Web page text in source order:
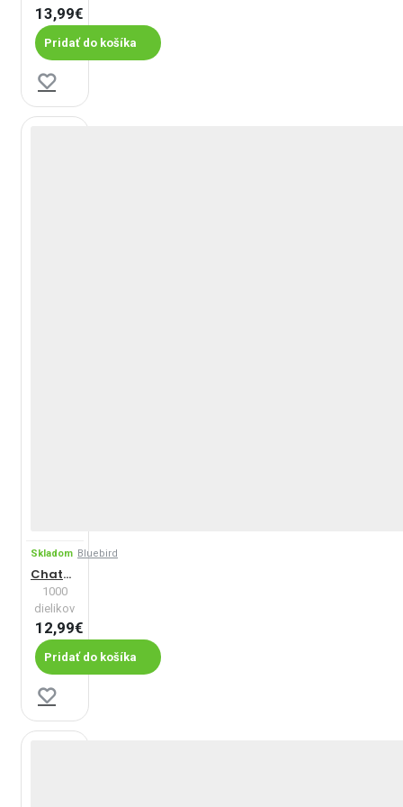
13,99€
Pridať do košíka
Skladom Bluebird
Chata pri potoku
1000
dielikov
12,99€
Pridať do košíka